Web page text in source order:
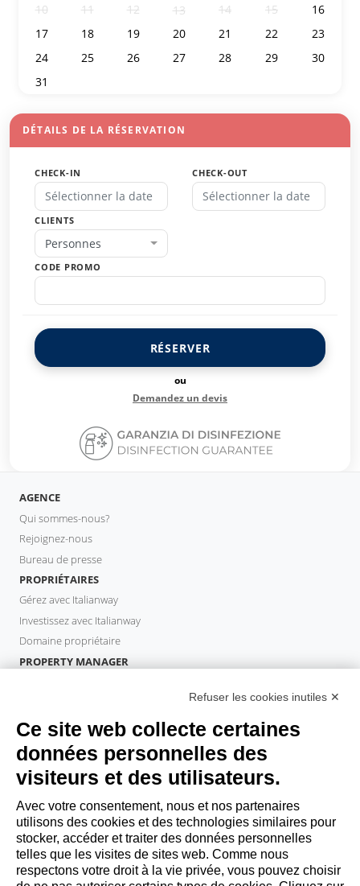
10
11 12 13 14 15
16
17
18 19 20 21 22
23
24
25 26 27 28 29
30
31
DÉTAILS DE LA RÉSERVATION
CHECK-IN CHECK-OUT
CLIENTS
Personnes
CODE PROMO
RÉSERVER
ou
Demandez un devis
AGENCE
Qui sommes-nous?
Rejoignez-nous
Bureau de presse
PROPRIÉTAIRES
Gérez avec Italianway
Investissez avec Italianway
Domaine propriétaire
PROPERTY MANAGER
INVITÉS
Réservez un séjour
Séjour longue durée
Expériences pour les clients
Reductions pour les clients
Conventions pour les entreprises
booking@italianway.house
Refuser les cookies inutiles ✕
Ce site web collecte certaines
données personnelles des
visiteurs et des utilisateurs.
Avec votre consentement, nous et nos partenaires
utilisons des cookies et des technologies similaires pour
stocker, accéder et traiter des données personnelles
telles que les visites de sites web. Comme nous
respectons votre droit à la vie privée, vous pouvez choisir